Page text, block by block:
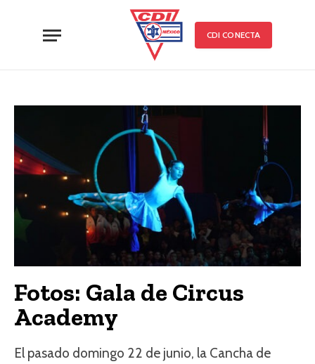
CDI CONECTA
Fotos: Gala de Circus
Academy
El pasado domingo 22 de junio, la Cancha de